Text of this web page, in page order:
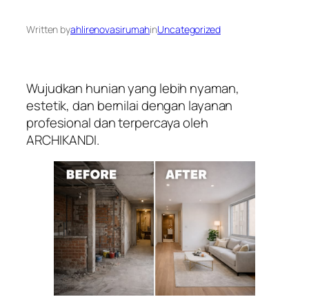
Written byahlirenovasirumahinUncategorized
Wujudkan hunian yang lebih nyaman,
estetik, dan bernilai dengan layanan
profesional dan terpercaya oleh
ARCHIKANDI.